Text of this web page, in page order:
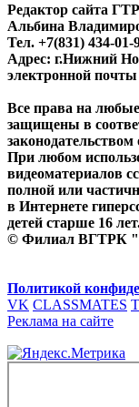
Редактор сайта
Альбина
Тел. +7(831) 434-01-
Адрес: г.Нижний
электронной
Все права на
защищены в
При любом
видеоматериалов
полной или
в Интернете
детей старше 16
© Филиал ВГТРК
Политикой
VK CLASSMATES
Реклама на сайте